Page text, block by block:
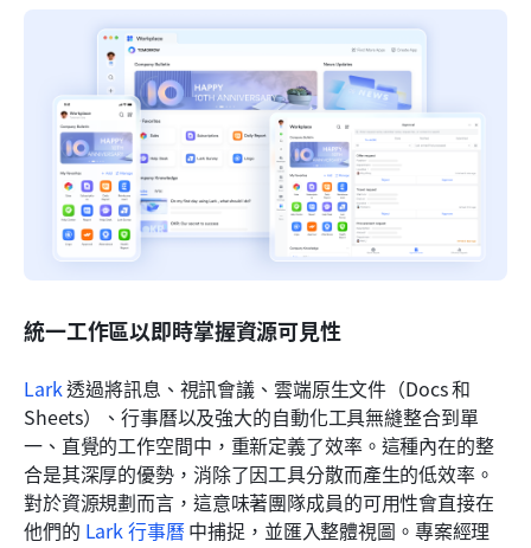
統一工作區以即時掌握資源可見性
Lark 透過將訊息、視訊會議、雲端原生文件（Docs 和
Sheets）、行事曆以及強大的自動化工具無縫整合到單
一、直覺的工作空間中，重新定義了效率。這種內在的整
合是其深厚的優勢，消除了因工具分散而產生的低效率。
對於資源規劃而言，這意味著團隊成員的可用性會直接在
他們的 Lark 行事曆 中捕捉，並匯入整體視圖。專案經理